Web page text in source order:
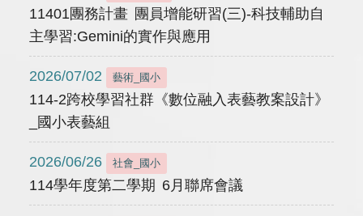
11401團務計畫 團員增能研習(三)-科技輔助自
主學習:Gemini的實作與應用
2026/07/02 藝術_國小
114-2跨校學習社群《數位融入表藝教案設計》
_國小表藝組
2026/06/26 社會_國小
114學年度第二學期 6月聯席會議